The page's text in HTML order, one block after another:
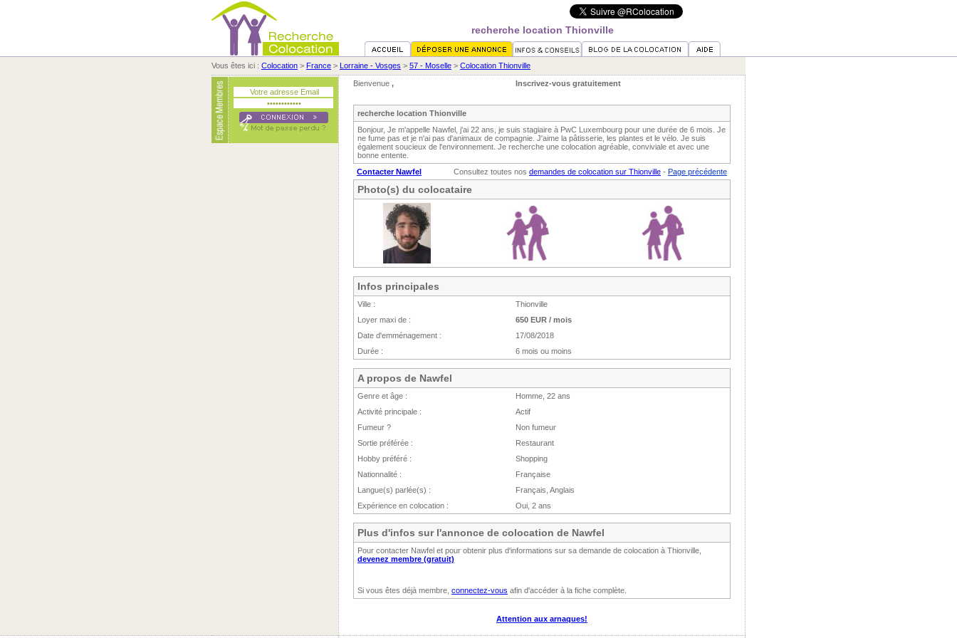
recherche location Thionville
Vous êtes ici : Colocation > France > Lorraine - Vosges > 57 - Moselle > Colocation Thionville
Bienvenue , Inscrivez-vous gratuitement
recherche location Thionville
Bonjour, Je m'appelle Nawfel, j'ai 22 ans, je suis stagiaire à PwC Luxembourg pour une durée de 6 mois. Je
ne fume pas et je n'ai pas d'animaux de compagnie. J'aime la pâtisserie, les plantes et le vélo. Je suis
également soucieux de l'environnement. Je recherche une colocation agréable, conviviale et avec une
bonne entente.
Contacter Nawfel
Consultez toutes nos demandes de colocation sur Thionville - Page précédente
Photo(s) du colocataire
Infos principales
Ville :
Thionville
Loyer maxi de :
650 EUR / mois
Date d'emménagement :
17/08/2018
Durée :
6 mois ou moins
A propos de Nawfel
Genre et âge :
Homme, 22 ans
Activité principale :
Actif
Fumeur ?
Non fumeur
Sortie préférée :
Restaurant
Hobby préféré :
Shopping
Nationnalité :
Française
Langue(s) parlée(s) :
Français, Anglais
Expérience en colocation :
Oui, 2 ans
Plus d'infos sur l'annonce de colocation de Nawfel
Pour contacter Nawfel et pour obtenir plus d'informations sur sa demande de colocation à Thionville,
devenez membre (gratuit)
Si vous êtes déjà membre, connectez-vous afin d'accéder à la fiche complète.
Attention aux arnaques!